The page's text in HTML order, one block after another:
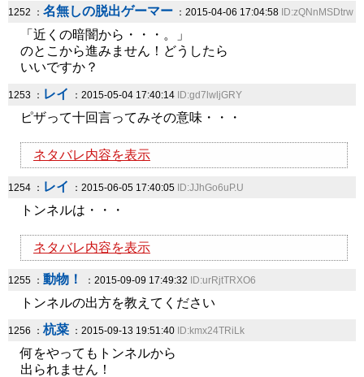
1252 ： 名無しの脱出ゲーマー ：2015-04-06 17:04:58 ID:zQNnMSDtrw
「近くの暗闇から・・・。」
のとこから進みません！どうしたら
いいですか？
1253 ： レイ ：2015-05-04 17:40:14 ID:gd7lwljGRY
ピザって十回言ってみその意味・・・
ネタバレ内容を表示
1254 ： レイ ：2015-06-05 17:40:05 ID:JJhGo6uP.U
トンネルは・・・
ネタバレ内容を表示
1255 ： 動物！ ：2015-09-09 17:49:32 ID:urRjtTRXO6
トンネルの出方を教えてください
1256 ： 杭菜 ：2015-09-13 19:51:40 ID:kmx24TRiLk
何をやってもトンネルから
出られません！